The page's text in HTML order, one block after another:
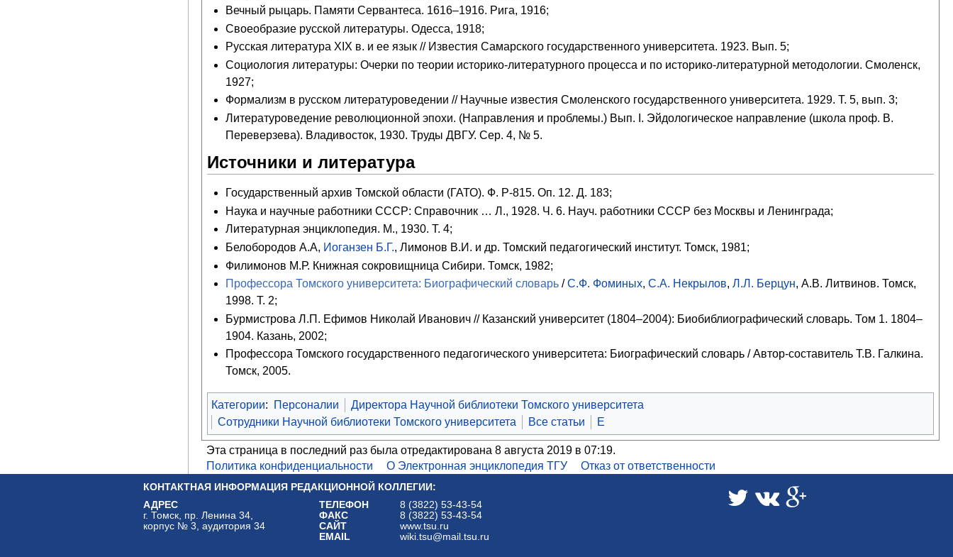
Вечный рыцарь. Памяти Сервантеса. 1616–1916. Рига, 1916;
Своеобразие русской литературы. Одесса, 1918;
Русская литература XIX в. и ее язык // Известия Самарского государственного университета. 1923. Вып. 5;
Социология литературы: Очерки по теории историко-литературного процесса и по историко-литературной методологии. Смоленск,
1927;
Формализм в русском литературоведении // Научные известия Смоленского государственного университета. 1929. Т. 5, вып. 3;
Литературоведение революционной эпохи. (Направления и проблемы.) Вып. I. Эйдологическое направление (школа проф. В.
Переверзева). Владивосток, 1930. Труды ДВГУ. Сер. 4, № 5.
Источники и литература
Государственный архив Томской области (ГАТО). Ф. Р-815. Оп. 12. Д. 183;
Наука и научные работники СССР: Справочник … Л., 1928. Ч. 6. Науч. работники СССР без Москвы и Ленинграда;
Литературная энциклопедия. М., 1930. Т. 4;
Белобородов А.А, Иоганзен Б.Г., Лимонов В.И. и др. Томский педагогический институт. Томск, 1981;
Филимонов М.Р. Книжная сокровищница Сибири. Томск, 1982;
Профессора Томского университета: Биографический словарь /С.Ф. Фоминых, С.А. Некрылов, Л.Л. Берцун, А.В. Литвинов. Томск,
1998. Т. 2;
Бурмистрова Л.П. Ефимов Николай Иванович // Казанский университет (1804–2004): Биобиблиографический словарь. Том 1. 1804–
1904. Казань, 2002;
Профессора Томского государственного педагогического университета: Биографический словарь / Автор-составитель Т.В. Галкина.
Томск, 2005.
Категории: Персоналии
Директора Научной библиотеки Томского университета
Сотрудники Научной библиотеки Томского университета
Все статьи Е
Эта страница в последний раз была отредактирована 8 августа 2019 в 07:19.
Политика конфиденциальности
О Электронная энциклопедия ТГУ Отказ от ответственности
КОНТАКТНАЯ ИНФОРМАЦИЯ РЕДАКЦИОННОЙ КОЛЛЕГИИ:
АДРЕС
г. Томск, пр. Ленина 34,
корпус № 3, аудитория 34
ТЕЛЕФОН
ФАКС
САЙТ
EMAIL
8 (3822) 53-43-54
8 (3822) 53-43-54
www.tsu.ru
wiki.tsu@mail.tsu.ru